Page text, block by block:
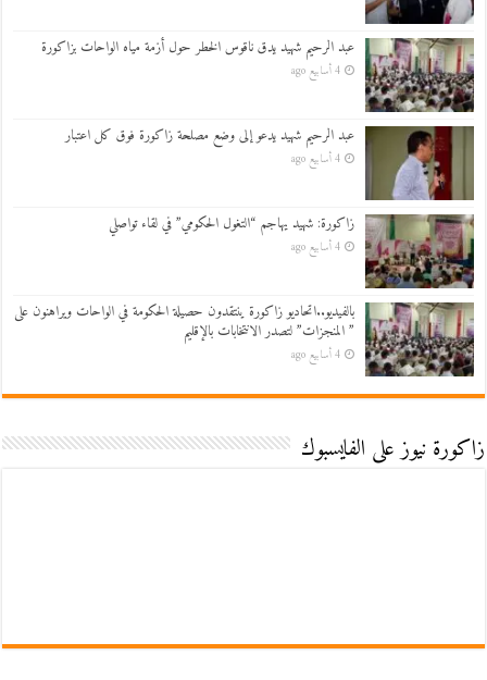
عبد الرحيم شهيد يدق ناقوس الخطر حول أزمة مياه الواحات بزاكورة
4 أسابيع ago
عبد الرحيم شهيد يدعو إلى وضع مصلحة زاكورة فوق كل اعتبار
4 أسابيع ago
زاكورة: شهيد يهاجم “التغول الحكومي” في لقاء تواصلي
4 أسابيع ago
بالفيديو..اتحاديو زاكورة ينتقدون حصيلة الحكومة في الواحات ويراهنون على
” المنجزات” لتصدر الانتخابات بالإقليم
4 أسابيع ago
زاكورة نيوز على الفايسبوك